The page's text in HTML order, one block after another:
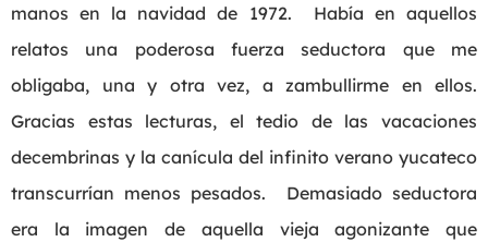
manos en la navidad de 1972. Había en aquellos
relatos una poderosa fuerza seductora que me
obligaba, una y otra vez, a zambullirme en ellos.
Gracias estas lecturas, el tedio de las vacaciones
decembrinas y la canícula del infinito verano yucateco
transcurrían menos pesados. Demasiado seductora
era la imagen de aquella vieja agonizante que